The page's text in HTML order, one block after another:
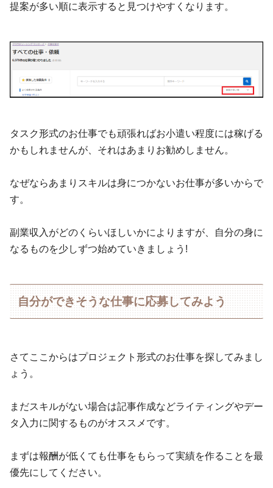
提案が多い順に表示すると見つけやすくなります。
タスク形式のお仕事でも頑張ればお小遣い程度には稼げる
かもしれませんが、それはあまりお勧めしません。
なぜならあまりスキルは身につかないお仕事が多いからで
す。
副業収入がどのくらいほしいかによりますが、自分の身に
なるものを少しずつ始めていきましょう!
自分ができそうな仕事に応募してみよう
さてここからはプロジェクト形式のお仕事を探してみまし
ょう。
まだスキルがない場合は記事作成などライティングやデー
タ入力に関するものがオススメです。
まずは報酬が低くても仕事をもらって実績を作ることを最
優先にしてください。